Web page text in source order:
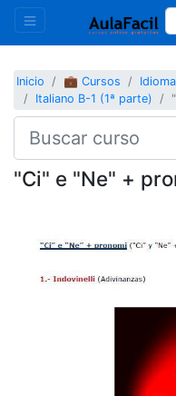
Inicio 💼 Cursos
Italiano B-1 (1ª parte)
"Ci" e "Ne" +